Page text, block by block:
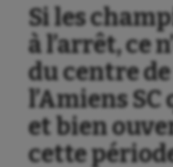
Si les
à l’arrêt, ce
du centre
l’Amiens
et bien
cette